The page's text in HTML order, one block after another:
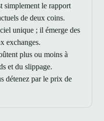
simplement le rapport
de deux coins.
unique ; il émerge des
exchanges.
plus ou moins à
et du slippage.
détenez par le prix de